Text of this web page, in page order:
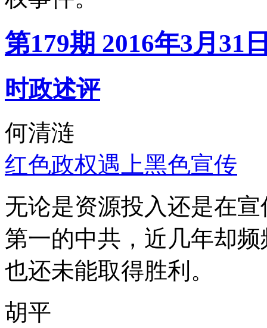
第179期 2016年3月31
时政述评
何清涟
红色政权遇上黑色宣传
无论是资源投入还是在
第一的中共，近几年却
也还未能取得胜利。
胡平